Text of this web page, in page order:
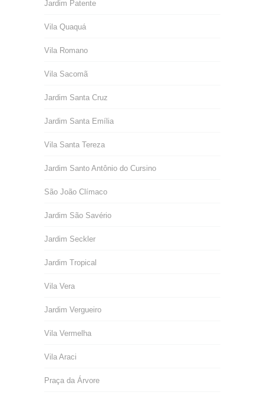
Jardim Patente
Vila Quaquá
Vila Romano
Vila Sacomã
Jardim Santa Cruz
Jardim Santa Emília
Vila Santa Tereza
Jardim Santo Antônio do Cursino
São João Clímaco
Jardim São Savério
Jardim Seckler
Jardim Tropical
Vila Vera
Jardim Vergueiro
Vila Vermelha
Vila Araci
Praça da Árvore